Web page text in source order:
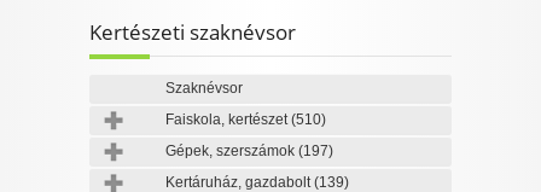
Kertészeti szaknévsor
Szaknévsor
Faiskola, kertészet(510)
Gépek, szerszámok (197)
Kertáruház, gazdabolt(139)